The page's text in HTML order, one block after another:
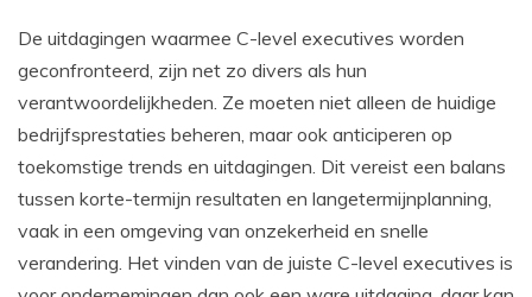
De uitdagingen waarmee C-level executives worden
geconfronteerd, zijn net zo divers als hun
verantwoordelijkheden. Ze moeten niet alleen de huidige
bedrijfsprestaties beheren, maar ook anticiperen op
toekomstige trends en uitdagingen. Dit vereist een balans
tussen korte-termijn resultaten en langetermijnplanning,
vaak in een omgeving van onzekerheid en snelle
verandering. Het vinden van de juiste C-level executives is